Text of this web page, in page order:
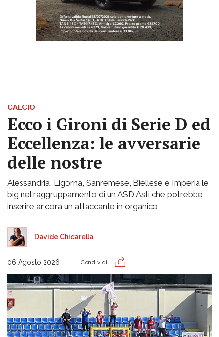
CALCIO
Ecco i Gironi di Serie D ed
Eccellenza: le avversarie
delle nostre
Alessandria, Ligorna, Sanremese, Biellese e Imperia le
big nel raggruppamento di un ASD Asti che potrebbe
inserire ancora un attaccante in organico
Davide Chicarella
06 Agosto 2026 Condividi